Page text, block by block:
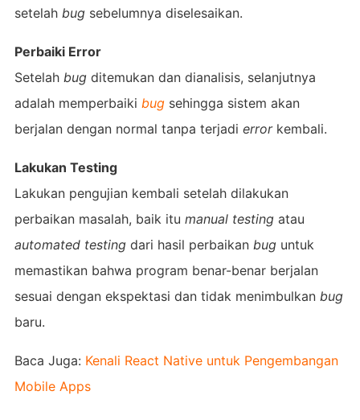
setelah bugsebelumnya diselesaikan.
Perbaiki Error
Setelah bugditemukan dan dianalisis, selanjutnya
adalah memperbaiki bug sehingga sistem akan
berjalan dengan normal tanpa terjadi errorkembali.
Lakukan Testing
Lakukan pengujian kembali setelah dilakukan
perbaikan masalah, baik itu manual testingatau
automated testingdari hasil perbaikan buguntuk
memastikan bahwa program benar-benar berjalan
sesuai dengan ekspektasi dan tidak menimbulkan bug
baru.
Baca Juga: Kenali React Native untuk Pengembangan
Mobile Apps